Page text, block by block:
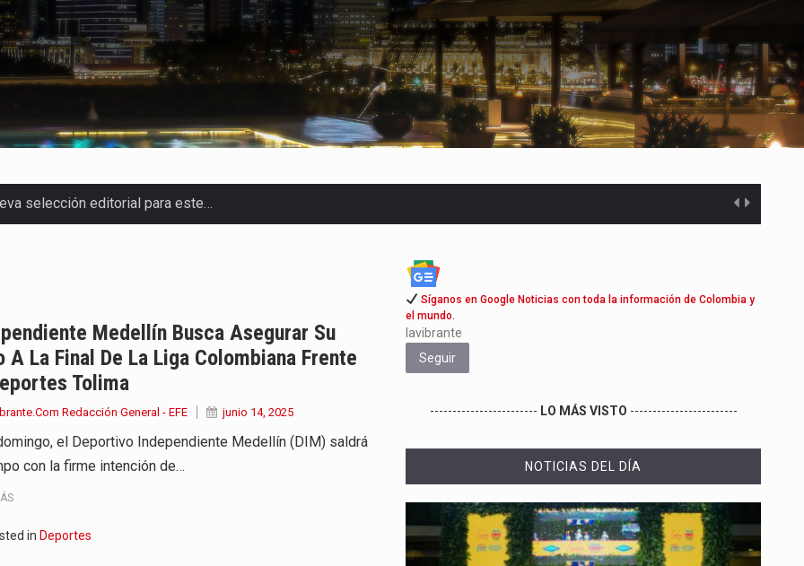
de Circular Sur con…
recibir una nueva edición…
que trabajan por…
versión de su segundo…
años de soledad de Gabriel…
por Dago García cuenta…
presenta una nueva edición…
en Bogotá con un…
Medellín Busca Asegurar Su
A La Final De La Liga Colombiana Frente
Tolima
Redacción General - EFE junio 14, 2025
el Deportivo Independiente Medellín (DIM) saldrá
con la firme intención de…
in Deportes
Síganos en Google Noticias con toda la información de Colombia y
el mundo.
lavibrante
Seguir
------------------------ LO MÁS VISTO ------------------------
NOTICIAS DEL DÍA